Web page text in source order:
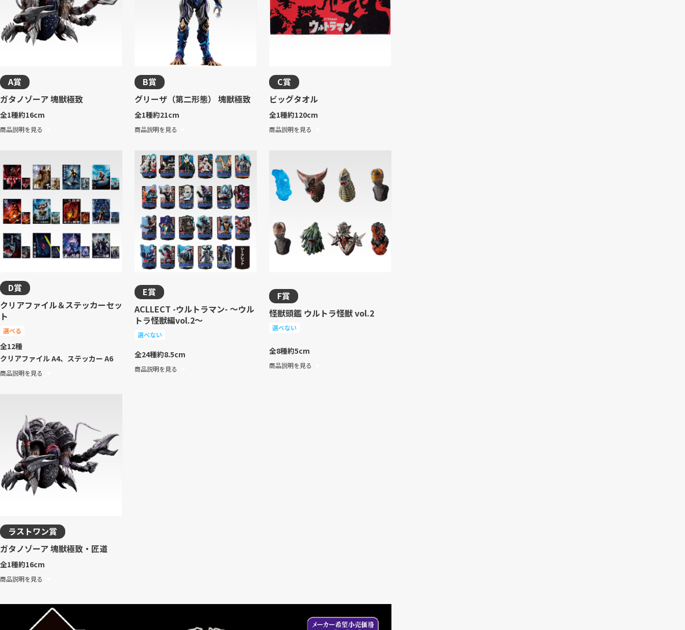
A賞
ガタノゾーア 塊獣極致
全1種約16cm
商品説明を見る
B賞
グリーザ（第二形態） 塊獣極致
全1種約21cm
商品説明を見る
C賞
ビッグタオル
全1種約120cm
商品説明を見る
D賞
クリアファイル＆ステッカーセッ
ト
選べる
全12種
クリアファイル A4、ステッカー A6
商品説明を見る
E賞
ACLLECT -ウルトラマン- ～ウル
トラ怪獣編vol.2～
選べない
全24種約8.5cm
商品説明を見る
F賞
怪獣頭鑑 ウルトラ怪獣 vol.2
選べない
全8種約5cm
商品説明を見る
ラストワン賞
ガタノゾーア 塊獣極致・匠道
全1種約16cm
商品説明を見る